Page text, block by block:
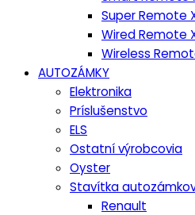
Super Remote
Wired Remote
Wireless
AUTOZÁMKY
Elektronika
Príslušenstvo
ELS
Ostatní výrobcovia
Oyster
Stavítka
Renault